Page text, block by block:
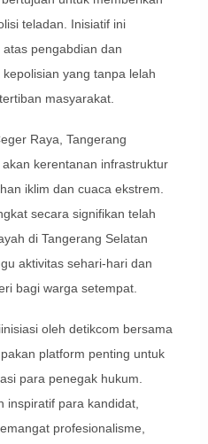
teladan. Inisiatif ini
pengabdian dan
yang tanpa lelah
masyarakat.
Raya, Tangerang
kerentanan infrastruktur
iklim dan cuaca ekstrem.
secara signifikan telah
di Tangerang Selatan
aktivitas sehari-hari dan
bagi warga setempat.
oleh detikcom bersama
platform penting untuk
para penegak hukum.
inspiratif para kandidat,
profesionalisme,